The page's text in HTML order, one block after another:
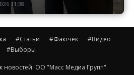
11:38
#Статьи #Фактчек
#Видео
#Выборы
новостей. ОО "Масс Медиа Групп".